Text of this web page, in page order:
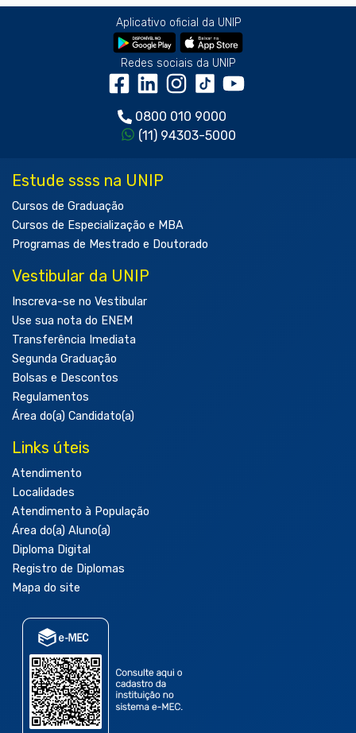
Aplicativo oficial da UNIP
Redes sociais da UNIP
0800 010 9000
(11) 94303-5000
Estude ssss na UNIP
Cursos de Graduação
Cursos de Especialização e MBA
Programas de Mestrado e Doutorado
Vestibular da UNIP
Inscreva-se no Vestibular
Use sua nota do ENEM
Transferência Imediata
Segunda Graduação
Bolsas e Descontos
Regulamentos
Área do(a) Candidato(a)
Links úteis
Atendimento
Localidades
Atendimento à População
Área do(a) Aluno(a)
Diploma Digital
Registro de Diplomas
Mapa do site